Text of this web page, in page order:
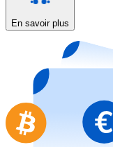
Achetez des
Aller à la
En savoir plus